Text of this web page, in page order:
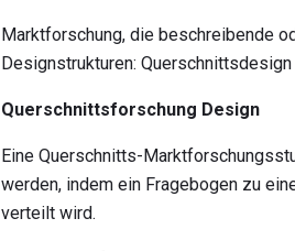
Marktforschung, die beschreibende
Designstrukturen:
Querschnittsforschung Design
Eine Querschnitts-
werden, indem ein Fragebogen zu
verteilt wird.